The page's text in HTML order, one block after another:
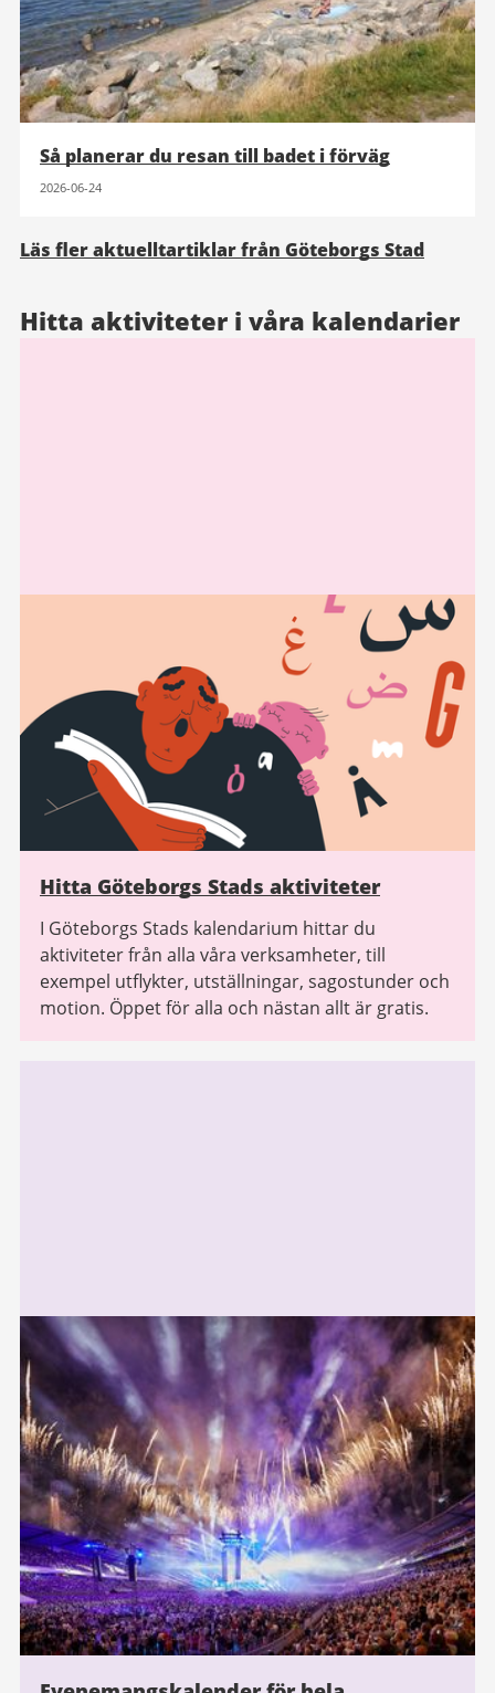
Så planerar du resan till badet i förväg
2026-06-24
Läs fler aktuelltartiklar från Göteborgs Stad
Hitta aktiviteter i våra kalendarier
Hitta Göteborgs Stads aktiviteter
I Göteborgs Stads kalendarium hittar du
aktiviteter från alla våra verksamheter, till
exempel utflykter, utställningar, sagostunder och
motion. Öppet för alla och nästan allt är gratis.